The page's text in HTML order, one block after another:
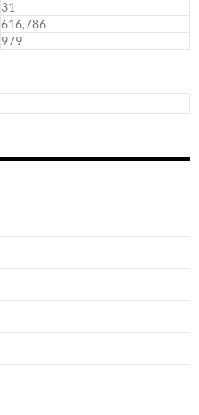
31
616,786
979